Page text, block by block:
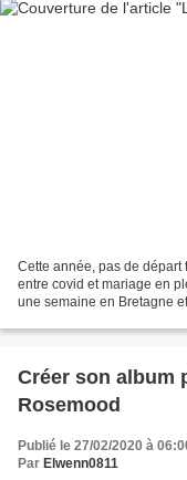
Cette année, pas de départ
entre covid et mariage en
une semaine en Bretagne
Créer son album
Rosemood
Publié le 27/02/2020 à
Par Elwenn0811